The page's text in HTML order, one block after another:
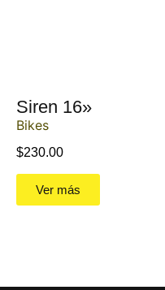
Siren 16»
Bikes
$230.00
Ver más